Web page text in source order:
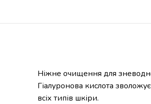
Ніжне очищення для
Гіалуронова кислота
всіх типів шкіри.